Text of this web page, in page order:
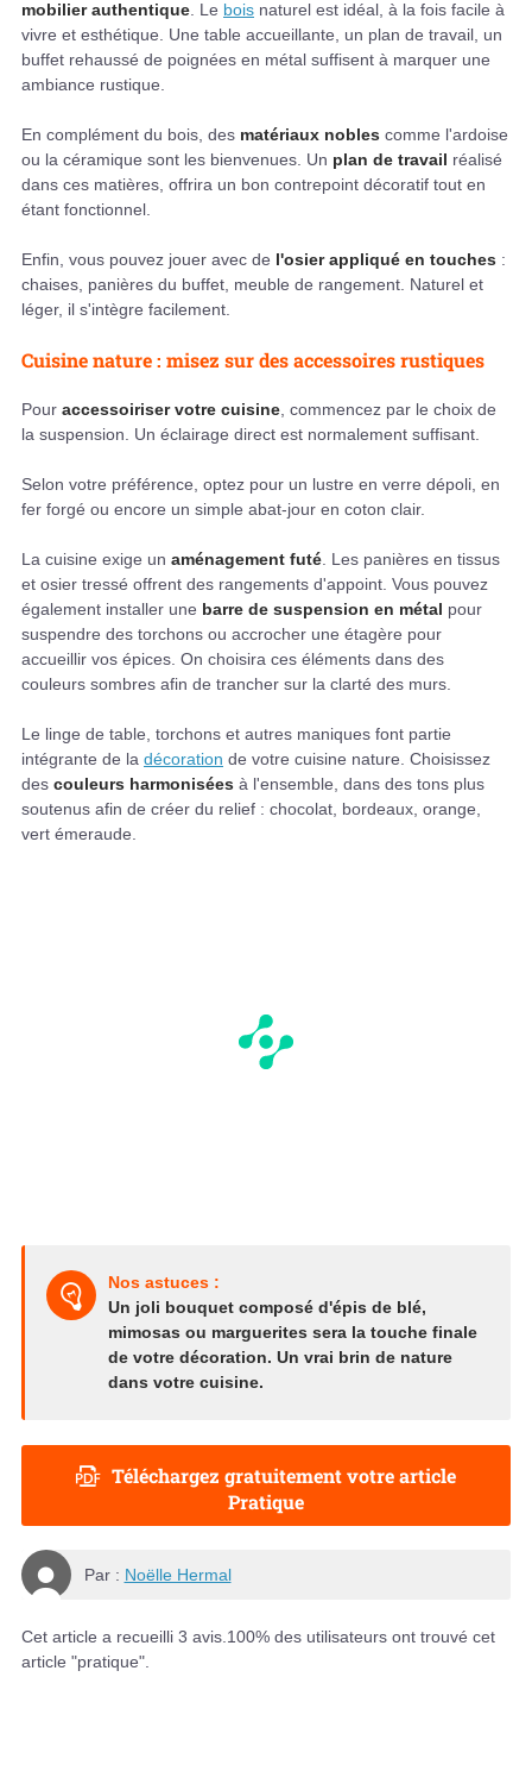
mobilier authentique . Le bois naturel est idéal, à la fois facile à
vivre et esthétique. Une table accueillante, un plan de travail, un
buffet rehaussé de poignées en métal suffisent à marquer une
ambiance rustique.
En complément du bois, des matériaux nobles comme l'ardoise
ou la céramique sont les bienvenues. Un plan de travail réalisé
dans ces matières, offrira un bon contrepoint décoratif tout en
étant fonctionnel.
Enfin, vous pouvez jouer avec de l'osier appliqué en touches :
chaises, panières du buffet, meuble de rangement. Naturel et
léger, il s'intègre facilement.
Cuisine nature : misez sur des accessoires rustiques
Pour accessoiriser votre cuisine , commencez par le choix de
la suspension. Un éclairage direct est normalement suffisant.
Selon votre préférence, optez pour un lustre en verre dépoli, en
fer forgé ou encore un simple abat-jour en coton clair.
La cuisine exige un aménagement futé . Les panières en tissus
et osier tressé offrent des rangements d'appoint. Vous pouvez
également installer une barre de suspension en métal pour
suspendre des torchons ou accrocher une étagère pour
accueillir vos épices. On choisira ces éléments dans des
couleurs sombres afin de trancher sur la clarté des murs.
Le linge de table, torchons et autres maniques font partie
intégrante de la décoration de votre cuisine nature. Choisissez
des couleurs harmonisées à l'ensemble, dans des tons plus
soutenus afin de créer du relief : chocolat, bordeaux, orange,
vert émeraude.
Nos astuces :
Un joli bouquet composé d'épis de blé,
mimosas ou marguerites sera la touche finale
de votre décoration. Un vrai brin de nature
dans votre cuisine.
Téléchargez gratuitement votre article
Pratique
Par : Noëlle Hermal
Cet article a recueilli 3 avis. 100% des utilisateurs ont trouvé cet
article "pratique".